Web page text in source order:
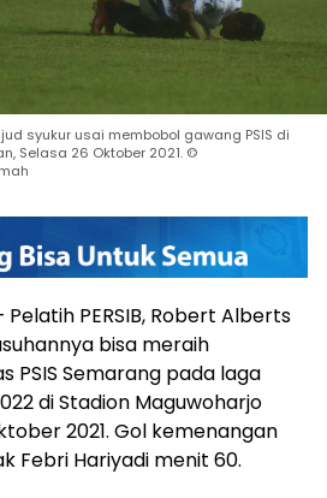
syukur usai membobol gawang PSIS di
Selasa 26 Oktober 2021. ©
Pelatih PERSIB, Robert Alberts
bisa meraih
PSIS Semarang pada laga
di Stadion Maguwoharjo
2021. Gol kemenangan
Febri Hariyadi menit 60.